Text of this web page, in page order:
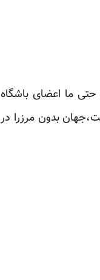
ما اعضای ‏باشگاه
‏بدون مرزرا در